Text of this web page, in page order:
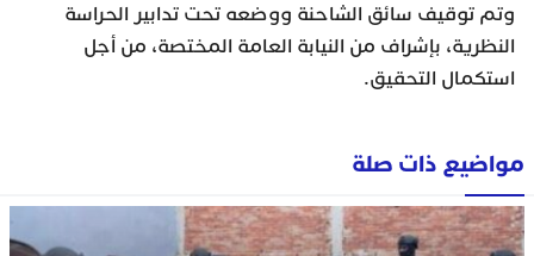
وتم توقيف سائق الشاحنة ووضعه تحت تدابير الحراسة
النظرية، بإشراف من النيابة العامة المختصة، من أجل
استكمال التحقيق.
مواضيع ذات صلة